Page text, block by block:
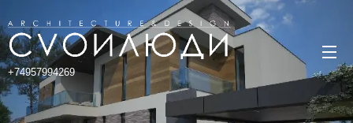
+74957994269